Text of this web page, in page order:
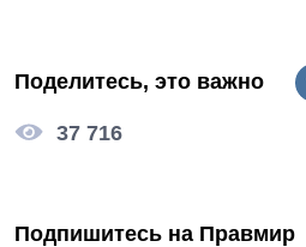
Поделитесь, это важно
37 716
Подпишитесь на Правмир